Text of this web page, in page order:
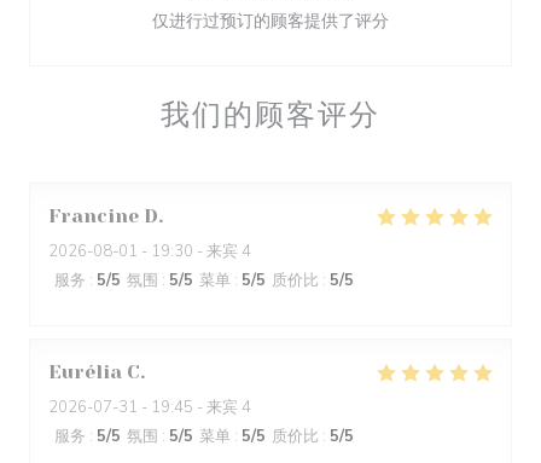
我们的顾客评分
Francine D
2026-08-01 - 19:30 - 来宾 4
服务 : 5/5 氛围 : 5/5 菜单 : 5/5 质价比 : 5/5
Eurélia C
2026-07-31 - 19:45 - 来宾 4
服务 : 5/5 氛围 : 5/5 菜单 : 5/5 质价比 : 5/5
仅进行过预订的顾客提供了评分